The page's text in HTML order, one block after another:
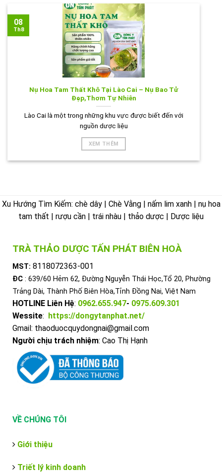
Nụ Hoa Tam Thất Khô Tại Lào Cai – Nụ Bao Tử
Đẹp,Thơm Tự Nhiên
Lào Cai là một trong những khu vực được biết đến với
nguồn dược liệu
XEM THÊM
08
Th8
Xu Hướng Tìm Kiếm: chè dây | Chè Vằng | nấm lim xanh | nụ hoa
tam thất | rượu cần | trái nhàu | thảo dược | Dược liệu
TRÀ THẢO DƯỢC TẤN PHÁT BIÊN HOÀ
MST: 8118072363-001
ĐC : 639/60 Hẻm 62, Đường Nguyễn Thái Học,Tổ 20, Phường
Trảng Dài, Thành Phố Biên Hòa,Tỉnh Đồng Nai, Việt Nam
HOTLINE Liên Hệ: 0962.655.947- 0975.609.301
Wessite: https://dongytanphat.net/
Gmail: thaoduocquydongnai@gmail.com
Người chịu trách nhiệm: Cao Thị Hạnh
VỀ CHÚNG TÔI
Giới thiệu
Triết lý kinh doanh